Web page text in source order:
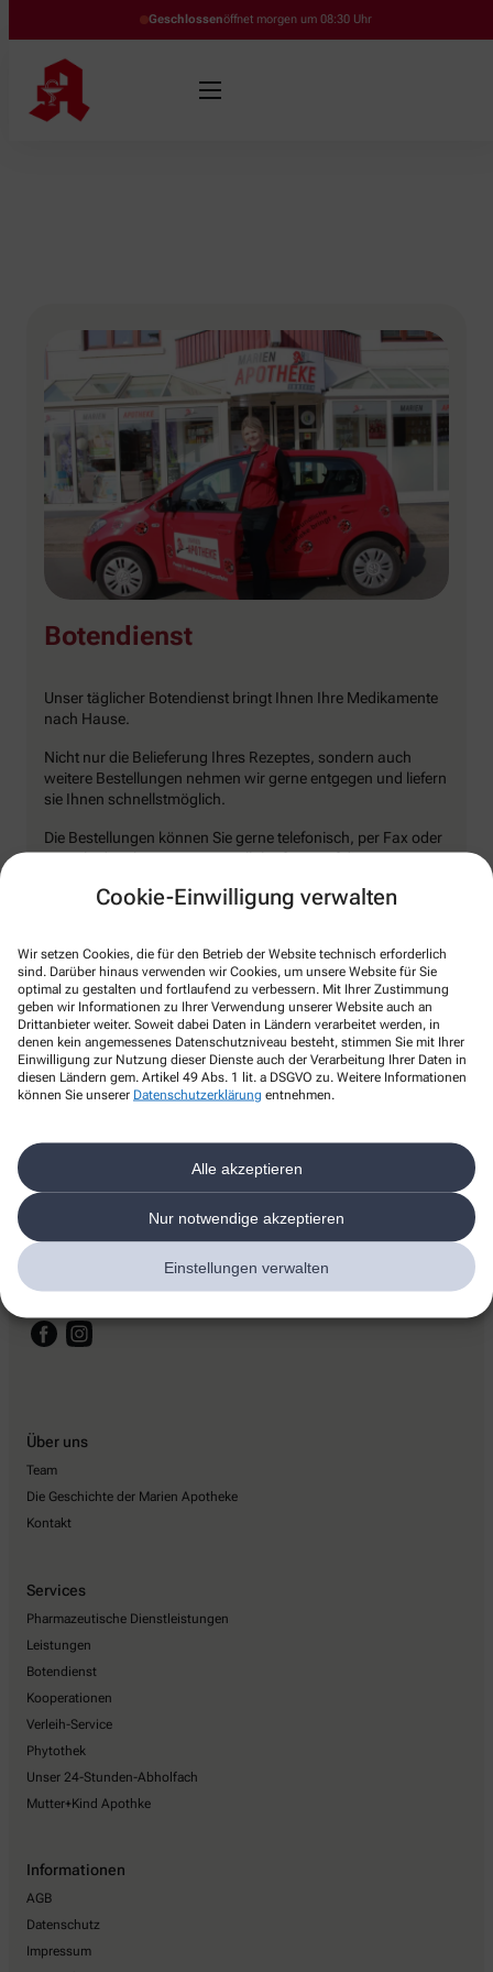
Cookie-Einwilligung verwalten
Wir setzen Cookies, die für den Betrieb der Website technisch erforderlich
sind. Darüber hinaus verwenden wir Cookies, um unsere Website für Sie
optimal zu gestalten und fortlaufend zu verbessern. Mit Ihrer Zustimmung
geben wir Informationen zu Ihrer Verwendung unserer Website auch an
Drittanbieter weiter. Soweit dabei Daten in Ländern verarbeitet werden, in
denen kein angemessenes Datenschutzniveau besteht, stimmen Sie mit Ihrer
Einwilligung zur Nutzung dieser Dienste auch der Verarbeitung Ihrer Daten in
diesen Ländern gem. Artikel 49 Abs. 1 lit. a DSGVO zu. Weitere Informationen
können Sie unserer Datenschutzerklärung entnehmen.
Alle akzeptieren
Nur notwendige akzeptieren
Einstellungen verwalten
Geschlossenöffnet morgen um 08:30 Uhr
Botendienst
Unser täglicher Botendienst bringt Ihnen Ihre Medikamente
nach Hause.
Nicht nur die Belieferung Ihres Rezeptes, sondern auch
weitere Bestellungen nehmen wir gerne entgegen und liefern
sie Ihnen schnellstmöglich.
Die Bestellungen können Sie gerne telefonisch, per Fax oder
E-Mail oder über unsere Bestellplattform auf dieser
Smartphone an uns senden.
Kontakt
Marien Apotheke
04489 3900
Über uns
Team
Die Geschichte der Marien Apotheke
Kontakt
Services
Pharmazeutische Dienstleistungen
Leistungen
Botendienst
Kooperationen
Verleih-Service
Phytothek
Unser 24-Stunden-Abholfach
Mutter+Kind Apothke
Informationen
AGB
Datenschutz
Impressum